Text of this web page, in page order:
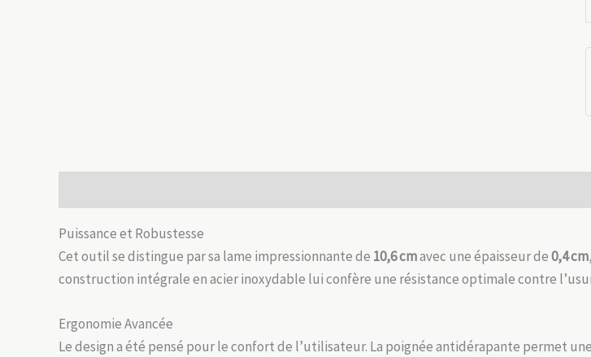
Puissance et Robustesse
Cet outil se distingue par sa lame impressionnante de 10,6 cmavec une épaisseur de0,4 cm
construction intégrale en acier inoxydable lui confère une résistance optimale contre
Ergonomie Avancée
Le design a été pensé pour le confort de l’utilisateur. La poignée antidérapante permet